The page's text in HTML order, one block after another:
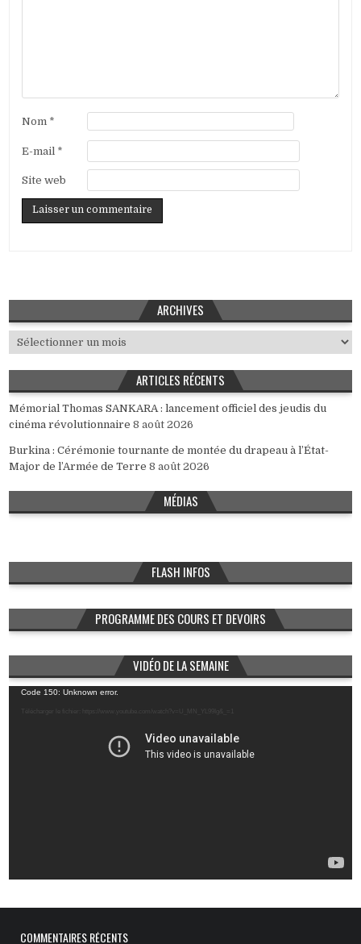
Nom *
E-mail *
Site web
ARCHIVES
Archives
ARTICLES RÉCENTS
Mémorial Thomas SANKARA : lancement officiel des jeudis du
cinéma révolutionnaire 8 août 2026
Burkina : Cérémonie tournante de montée du drapeau à l’État-
Major de l’Armée de Terre 8 août 2026
MÉDIAS
FLASH INFOS
PROGRAMME DES COURS ET DEVOIRS
VIDÉO DE LA SEMAINE
Lecteur
vidéo
Code 150: Unknown error.
Télécharger le fichier: https://www.youtube.com/watch?v=U_MN_YL99Ig&_=1
COMMENTAIRES RÉCENTS